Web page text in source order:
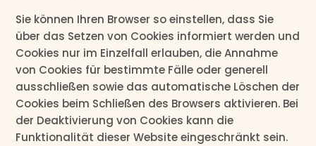
Sie können Ihren Browser so einstellen, dass Sie
über das Setzen von Cookies informiert werden und
Cookies nur im Einzelfall erlauben, die Annahme
von Cookies für bestimmte Fälle oder generell
ausschließen sowie das automatische Löschen der
Cookies beim Schließen des Browsers aktivieren. Bei
der Deaktivierung von Cookies kann die
Funktionalität dieser Website eingeschränkt sein.